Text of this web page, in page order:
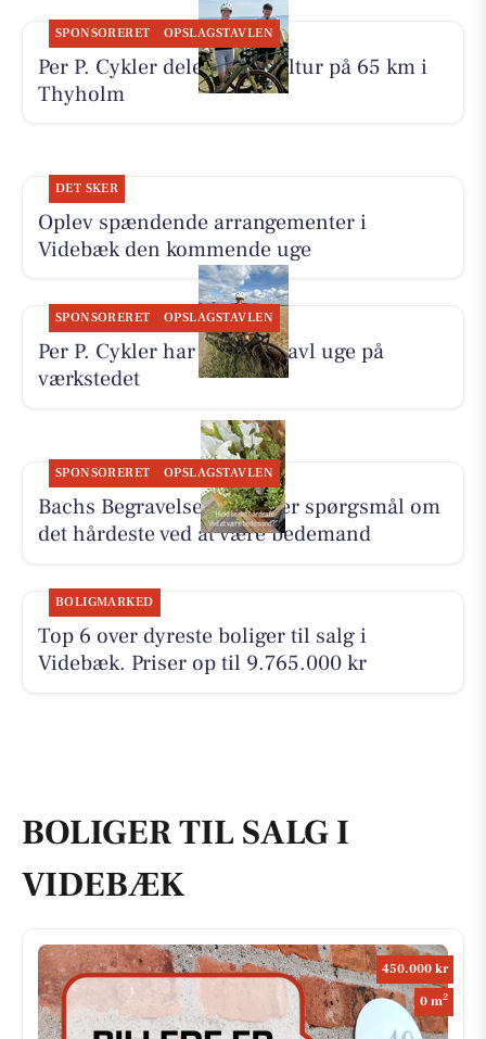
SPONSORERET OPSLAGSTAVLEN
Per P. Cykler deler en cykeltur på 65 km i
Thyholm
DET SKER
Oplev spændende arrangementer i
Videbæk den kommende uge
SPONSORERET OPSLAGSTAVLEN
Per P. Cykler har haft en travl uge på
værkstedet
SPONSORERET OPSLAGSTAVLEN
Bachs Begravelser besvarer spørgsmål om
det hårdeste ved at være bedemand
BOLIGMARKED
Top 6 over dyreste boliger til salg i
Videbæk. Priser op til 9.765.000 kr
BOLIGER TIL SALG I
VIDEBÆK
450.000 kr
0 m2